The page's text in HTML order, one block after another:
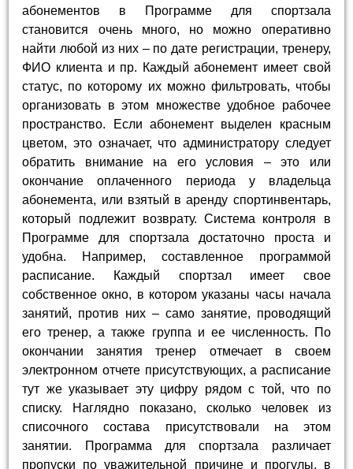
абонементов в Программе для спортзала
становится очень много, но можно оперативно
найти любой из них – по дате регистрации, тренеру,
ФИО клиента и пр. Каждый абонемент имеет свой
статус, по которому их можно фильтровать, чтобы
организовать в этом множестве удобное рабочее
пространство. Если абонемент выделен красным
цветом, это означает, что администратору следует
обратить внимание на его условия – это или
окончание оплаченного периода у владельца
абонемента, или взятый в аренду спортинвентарь,
который подлежит возврату. Система контроля в
Программе для спортзала достаточно проста и
удобна. Например, составленное программой
расписание. Каждый спортзал имеет свое
собственное окно, в котором указаны часы начала
занятий, против них – само занятие, проводящий
его тренер, а также группа и ее численность. По
окончании занятия тренер отмечает в своем
электронном отчете присутствующих, а расписание
тут же указывает эту цифру рядом с той, что по
списку. Наглядно показано, сколько человек из
списочного состава присутствовали на этом
занятии. Программа для спортзала различает
пропуски по уважительной причине и прогулы, в